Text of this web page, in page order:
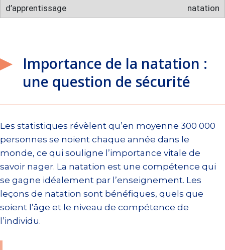
natation
Importance de la natation :
une question de sécurité
Les statistiques révèlent qu’en moyenne 300 000
personnes se noient chaque année dans le
monde, ce qui souligne l’importance vitale de
savoir nager. La natation est une compétence qui
se gagne idéalement par l’enseignement. Les
leçons de natation sont bénéfiques, quels que
soient l’âge et le niveau de compétence de
l’individu.